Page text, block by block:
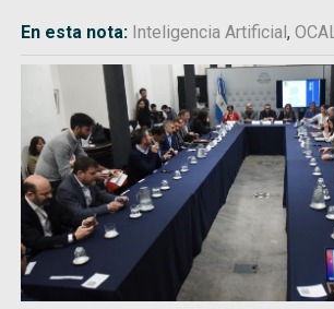
En esta nota: Inteligencia Artificial,OCAL